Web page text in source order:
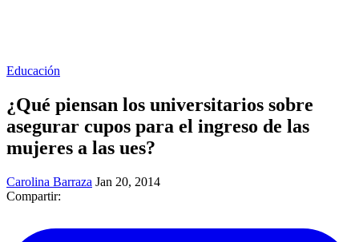
Educación
¿Qué piensan los universitarios sobre
asegurar cupos para el ingreso de las
mujeres a las ues?
Carolina Barraza Jan 20, 2014
Compartir: